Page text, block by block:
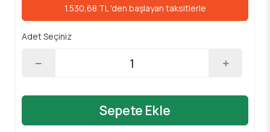
1.530,68 TL 'den başlayan taksitlerle
Adet Seçiniz
Sepete Ekle